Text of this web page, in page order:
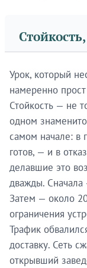
Урок, который
намеренно
Стойкость — не
одном
самом начале: в
готов, — и в
делавшие это
дважды. Сначала
Затем — около
ограничения
Трафик
доставку. Сеть
открывший